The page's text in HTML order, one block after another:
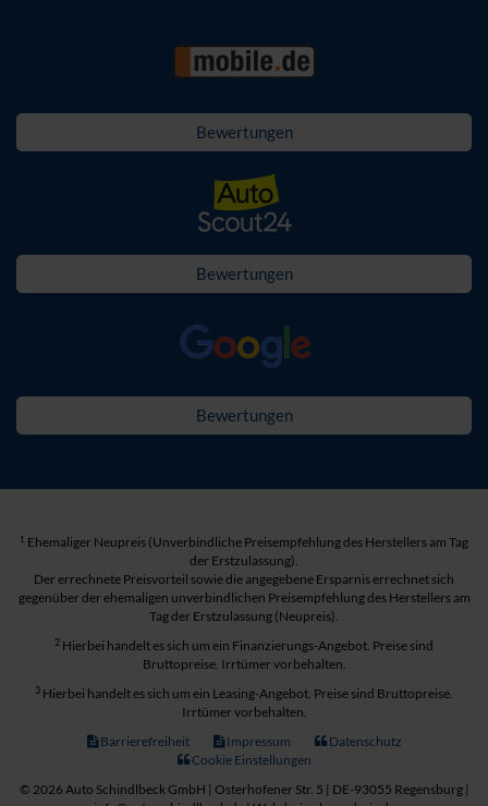
Bewertungen
Bewertungen
Bewertungen
1 Ehemaliger Neupreis (Unverbindliche Preisempfehlung des Herstellers am Tag
der Erstzulassung).
Der errechnete Preisvorteil sowie die angegebene Ersparnis errechnet sich
gegenüber der ehemaligen unverbindlichen Preisempfehlung des Herstellers am
Tag der Erstzulassung (Neupreis).
2 Hierbei handelt es sich um ein Finanzierungs-Angebot. Preise sind
Bruttopreise. Irrtümer vorbehalten.
3 Hierbei handelt es sich um ein Leasing-Angebot. Preise sind Bruttopreise.
Irrtümer vorbehalten.
Barrierefreiheit
Impressum
Datenschutz
Cookie Einstellungen
© 2026 Auto Schindlbeck GmbH | Osterhofener Str. 5 | DE-93055 Regensburg |